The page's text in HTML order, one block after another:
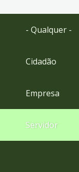
Ir
- Qualquer -
Cidadão
Empresa
Servidor